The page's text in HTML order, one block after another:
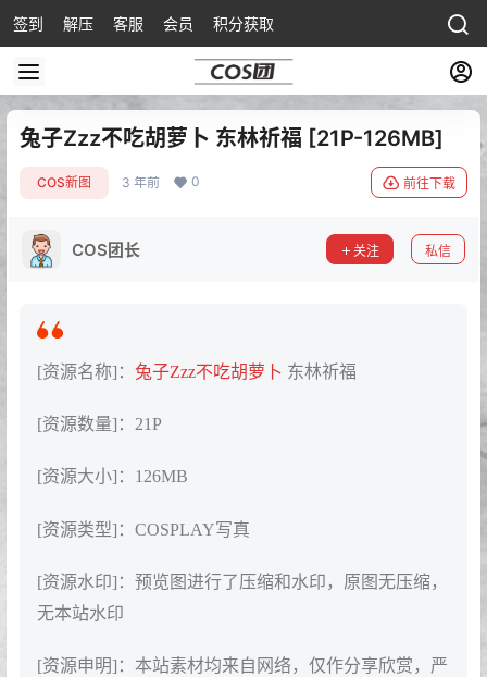
签到 解压 客服 会员 积分获取
兔子Zzz不吃胡萝卜 东林祈福 [21P-126MB]
COS新图 3 年前 0 前往下载
COS团长 关注 私信
[资源名称]： 兔子Zzz不吃胡萝卜 东林祈福
[资源数量]：21P
[资源大小]：126MB
[资源类型]：COSPLAY写真
[资源水印]：预览图进行了压缩和水印，原图无压缩，
无本站水印
[资源申明]：本站素材均来自网络，仅作分享欣赏，严